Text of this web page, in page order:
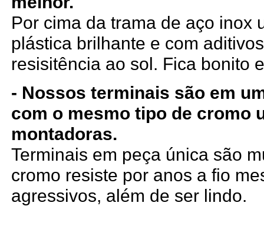
Por cima da trama de aço inox
plástica brilhante e com
resisitência ao sol. Fica bonito
- Nossos terminais são em
com o mesmo tipo de cromo
montadoras.
Terminais em peça única são
cromo resiste por anos a fio
agressivos, além de ser lindo.